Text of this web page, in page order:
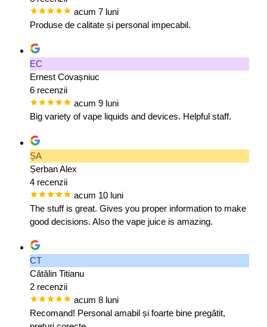
acum 7 luni
Produse de calitate și personal impecabil.
EC
Ernest Covașniuc
6 recenzii
acum 9 luni
Big variety of vape liquids and devices. Helpful staff.
ȘA
Șerban Alex
4 recenzii
acum 10 luni
The stuff is great. Gives you proper information to make
good decisions. Also the vape juice is amazing.
CT
Cătălin Titianu
2 recenzii
acum 8 luni
Recomand! Personal amabil și foarte bine pregătit,